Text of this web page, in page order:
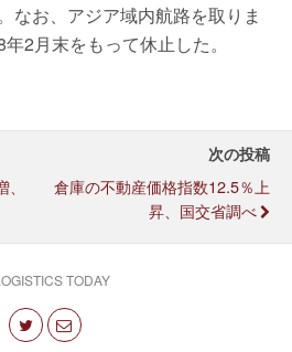
なお、アジア域内航路を取りま
2月末をもって休止した。
次の投稿
倉庫の不動産価格指数12.5％上
昇、国交省調べ
TODAY